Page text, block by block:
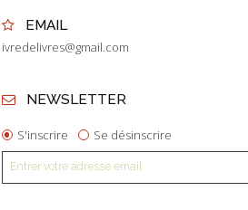
EMAIL
ivredelivres@gmail.com
NEWSLETTER
S'inscrire Se désinscrire